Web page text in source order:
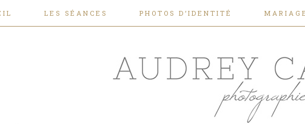
LES SÉANCES PHOTOS D’IDENTITÉ MARIAGE